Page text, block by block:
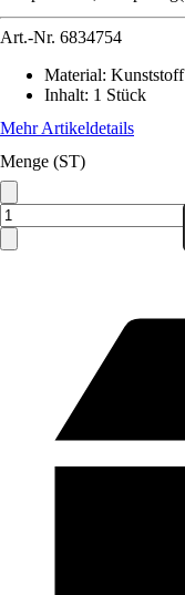
Art.-Nr. 6834754
Material: Kunststoff
Inhalt: 1 Stück
Mehr Artikeldetails
Menge (ST)